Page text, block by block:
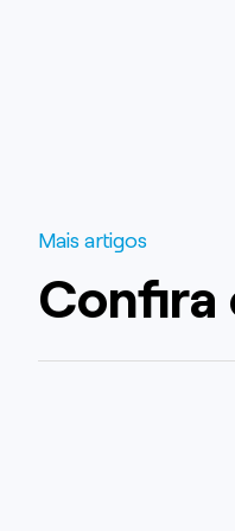
Mais artigos
Confira